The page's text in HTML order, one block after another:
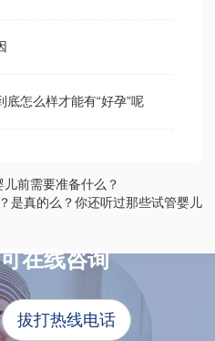
怎么样才能有“好孕”呢
儿前需要准备什么？
是真的么？你还听过那些试管婴儿
在线咨询
拔打热线电话